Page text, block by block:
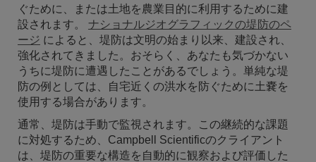
ぐために、または土地を農業目的に利用するために建
設されます。
ナショナルジオグラフィックの堤防のペ
ージ によると、堤防は文明の始まり以来、建設され、
強化されてきました。おそらく、あなたも気づかない
うちに堤防に遭遇したことがあるでしょう。単純な堤
防の例としては、自宅近くの洪水を防ぐために土嚢を
使用する場合があります。
通常、堤防は手動で監視されます。この継続的な課題
に対処するため、Campbell Scientificのクライアント
は、堤防の重要な構造を自動的に観察および評価した